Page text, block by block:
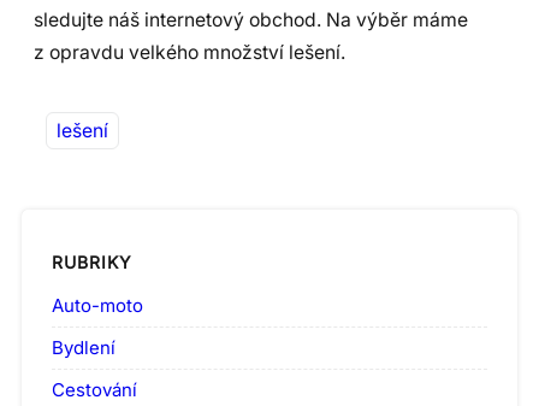
sledujte náš internetový obchod. Na výběr máme
z opravdu velkého množství lešení.
lešení
RUBRIKY
Auto-moto
Bydlení
Cestování